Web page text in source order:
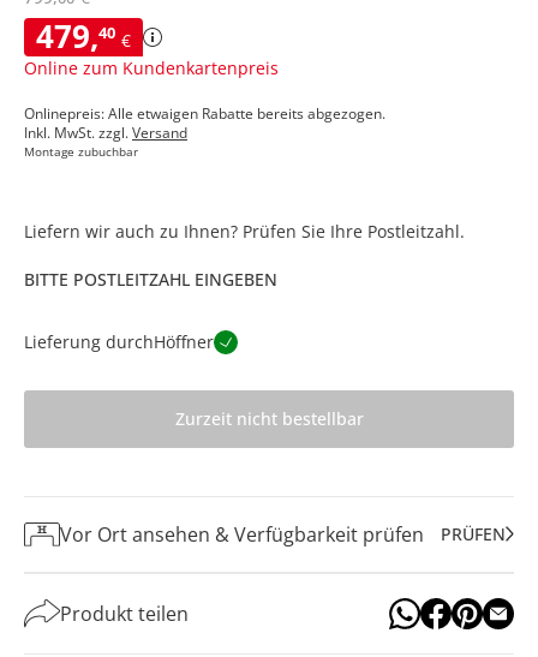
479,40 €
Online zum Kundenkartenpreis
Onlinepreis: Alle etwaigen Rabatte bereits abgezogen.
Inkl. MwSt. zzgl.Versand
Montage zubuchbar
Liefern wir auch zu Ihnen? Prüfen Sie Ihre Postleitzahl.
BITTE POSTLEITZAHL EINGEBEN
Lieferung durchHöffner
Zurzeit nicht bestellbar
Vor Ort ansehen & Verfügbarkeit prüfen PRÜFEN
Produkt teilen